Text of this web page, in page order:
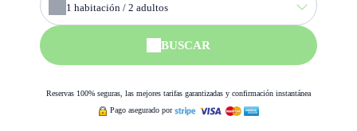
1 habitación / 2 adultos
BUSCAR
Reservas 100% seguras, las mejores tarifas garantizadas y confirmación instantánea
Pago asegurado por